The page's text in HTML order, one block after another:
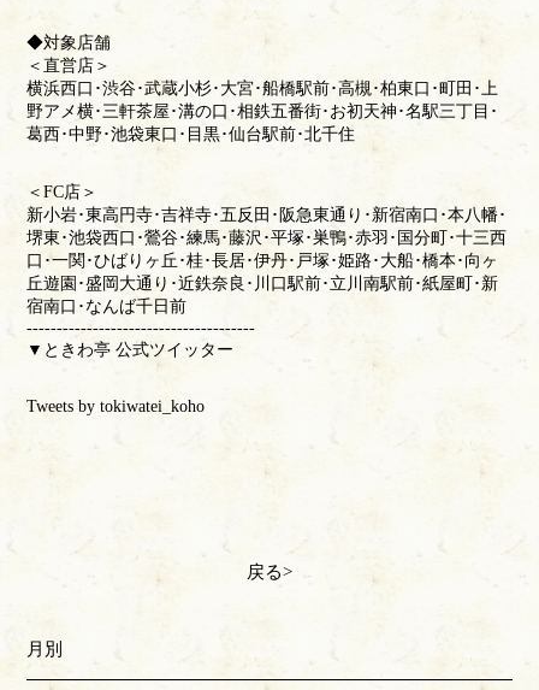
◆対象店舗
＜直営店＞
横浜西口･渋谷･武蔵小杉･大宮･船橋駅前･高槻･柏東口･町田･上
野アメ横･三軒茶屋･溝の口･相鉄五番街･お初天神･名駅三丁目･
葛西･中野･池袋東口･目黒･仙台駅前･北千住
＜FC店＞
新小岩･東高円寺･吉祥寺･五反田･阪急東通り･新宿南口･本八幡･
堺東･池袋西口･鶯谷･練馬･藤沢･平塚･巣鴨･赤羽･国分町･十三西
口･一関･ひばりヶ丘･桂･長居･伊丹･戸塚･姫路･大船･橋本･向ヶ
丘遊園･盛岡大通り･近鉄奈良･川口駅前･立川南駅前･紙屋町･新
宿南口･なんば千日前
--------------------------------------
▼ときわ亭 公式ツイッター
Tweets by tokiwatei_koho
戻る
月別